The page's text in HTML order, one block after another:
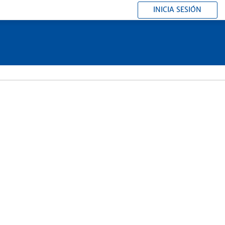
INICIA SESIÓN